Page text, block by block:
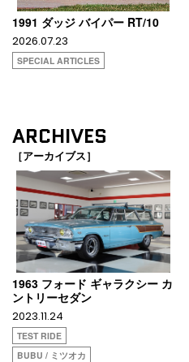
1991 ダッジ バイパー RT/10
2026.07.23
SPECIAL ARTICLES
ARCHIVES
［アーカイブス］
1963 フォード ギャラクシー カ
ントリーセダン
2023.11.24
TEST RIDE
BUBU / ミツオカ